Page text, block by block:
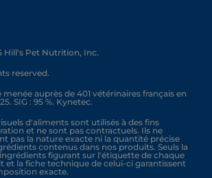
Hill's Pet Nutrition, Inc.
reserved.
menée auprès de 401 vétérinaires français en
SIG : 95 %. Kynetec.
d'aliments sont utilisés à des fins
et ne sont pas contractuels. Ils ne
pas la nature exacte ni la quantité précise
contenus dans nos produits. Seuls la
figurant sur l'étiquette de chaque
et la fiche technique de celui-ci garantissent
exacte.